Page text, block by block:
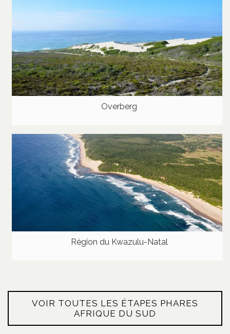
Overberg
Région du Kwazulu-Natal
VOIR TOUTES LES ÉTAPES PHARES
AFRIQUE DU SUD